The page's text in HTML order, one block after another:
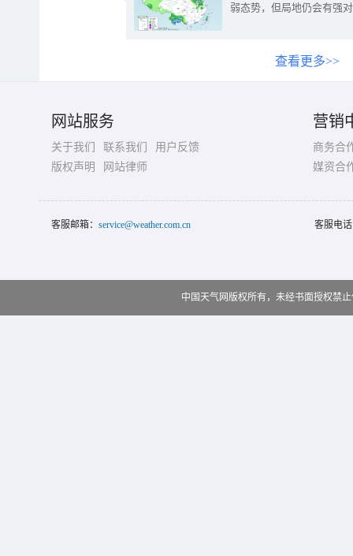
弱态势，但局地仍会有强
查看更多>>
网站服务
关于我们 联系我们
用户反馈
版权声明
网站律师
营销
商务合
媒资合
客服邮箱： service@weather.com.cn 客服电
中国天气网版权所有，未经书面授权